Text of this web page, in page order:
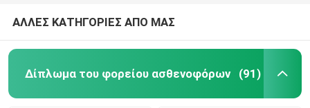
Δίπλωμα του φορείου σεσουλών
ΑΛΛΕΣ ΚΑΤΗΓΟΡΙΕΣ ΑΠΟ ΜΑΣ
Δίπλωμα του φορείου ασθενοφόρων (91)